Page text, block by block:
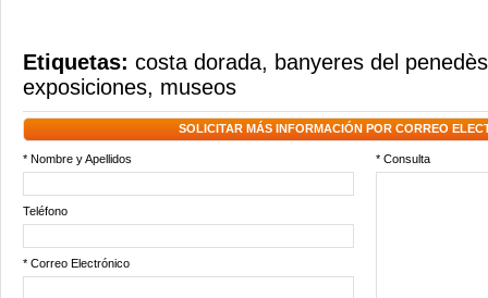
Etiquetas: costa dorada, banyeres del penedès
exposiciones, museos
SOLICITAR MÁS INFORMACIÓN POR CORREO
* Nombre y Apellidos * Consulta
Teléfono
* Correo Electrónico